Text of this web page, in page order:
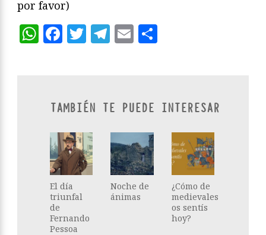
por favor)
WhatsApp
Facebook
Twitter
Telegram
Email
TAMBIÉN TE PUEDE INTERESAR
El día
triunfal
de
Fernando
Pessoa
Noche de
ánimas
¿Cómo de
medievales
os sentís
hoy?